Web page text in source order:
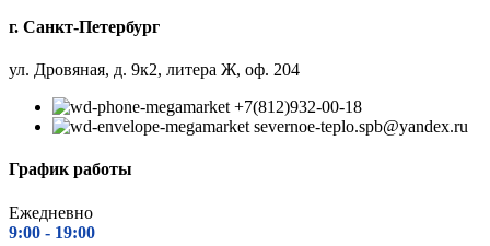
г. Санкт-Петербург
ул. Дровяная, д. 9к2, литера Ж, оф. 204
+7(812)932-00-18
severnoe-teplo.spb@yandex.ru
График работы
Ежедневно
9:00 - 19:00